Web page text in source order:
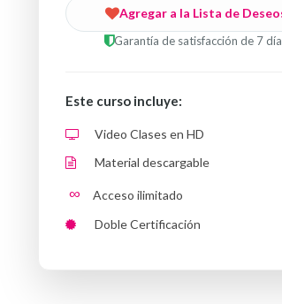
Agregar a la Lista de
Garantía de satisfacción de 7
Este curso incluye:
Video Clases en HD
Material descargable
∞
Acceso ilimitado
Doble Certificación